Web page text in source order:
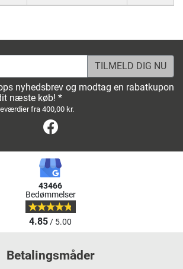
nyhedsbrev og modtag en rabatkupon
næste køb! *
fra 400,00 kr.
43466
Bedømmelser
4.85/ 5.00
Betalingsmåder